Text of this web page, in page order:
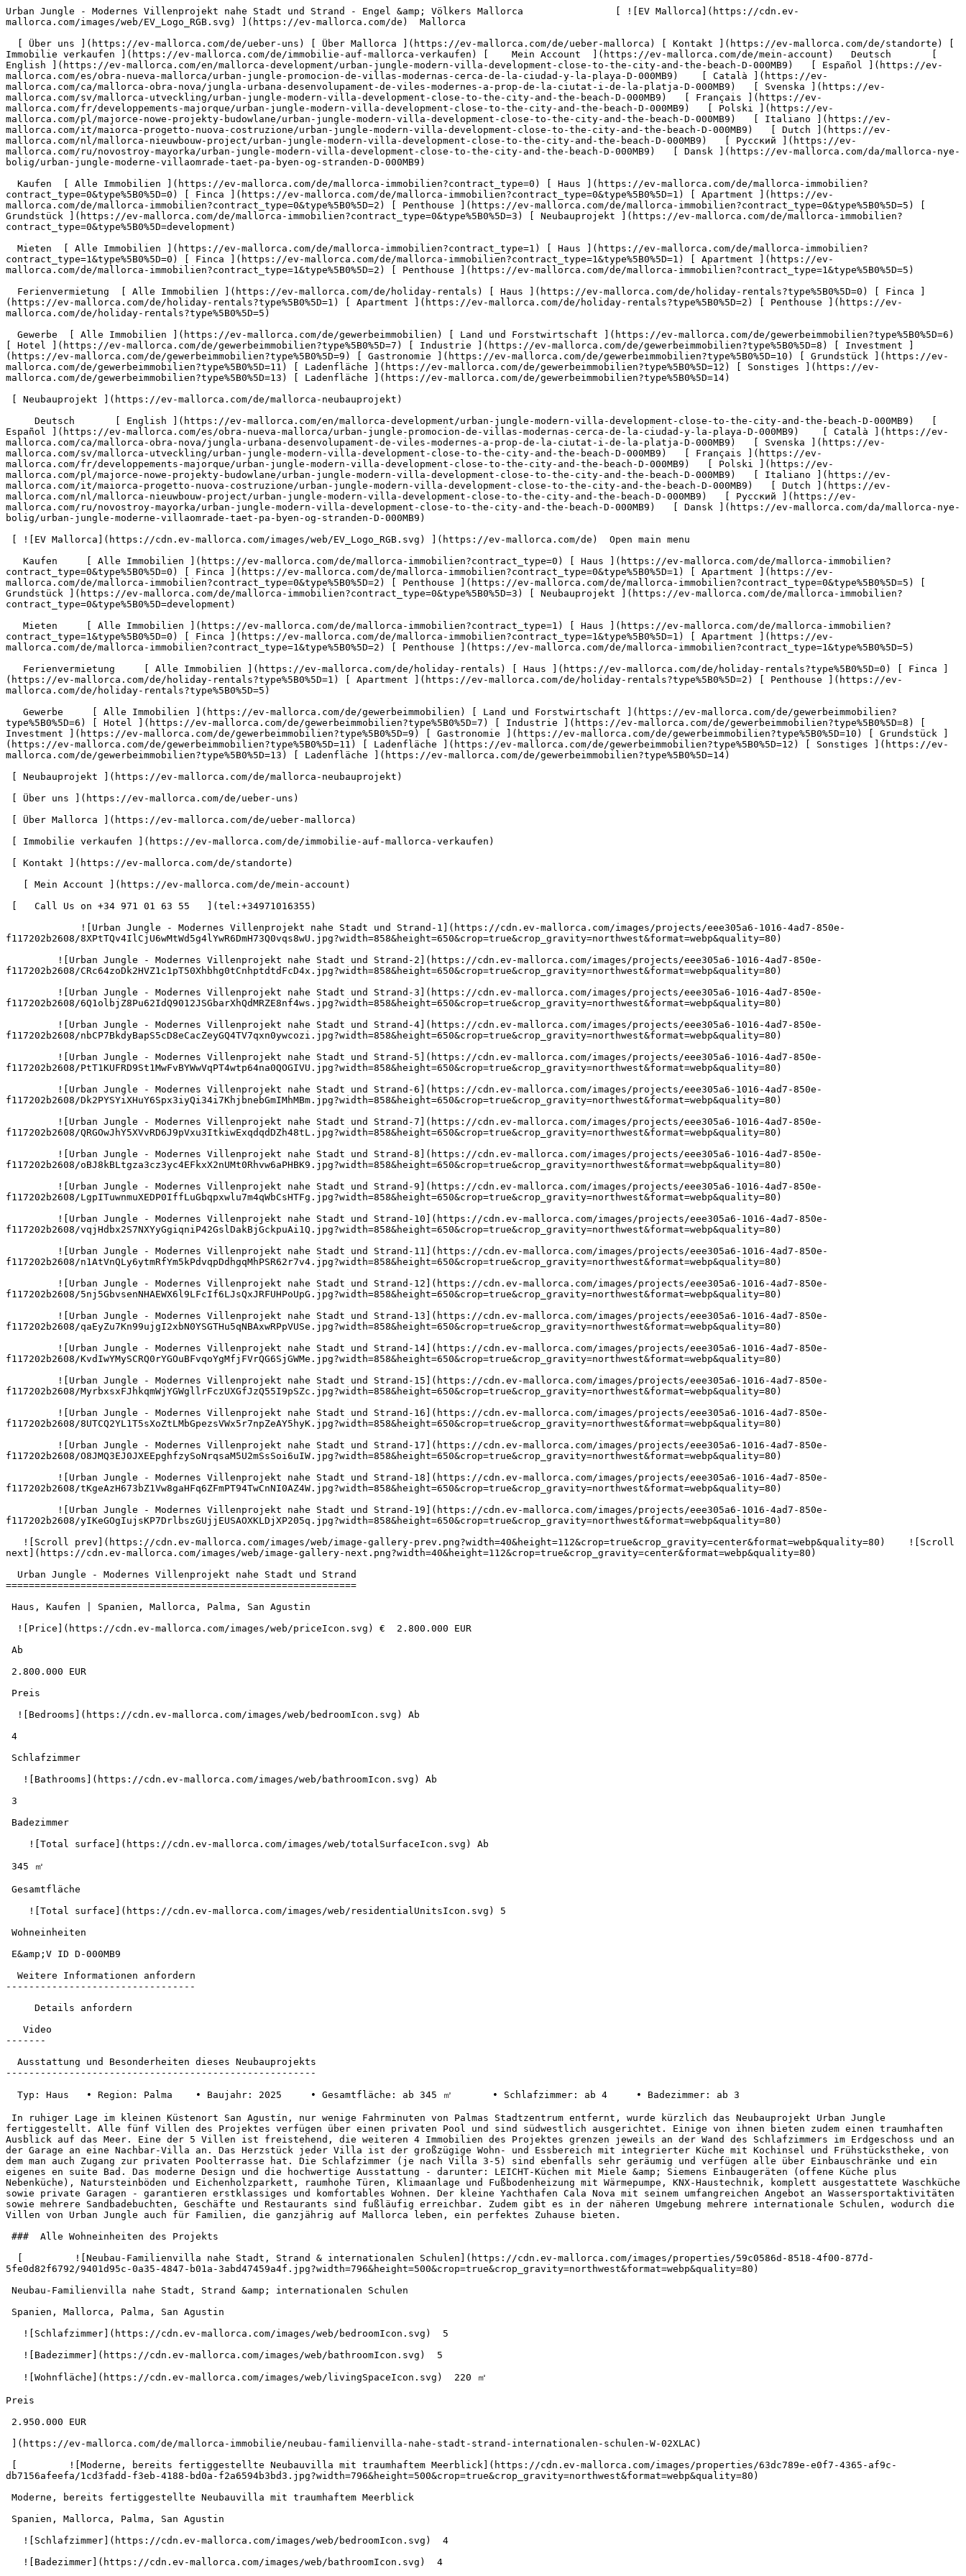
Urban Jungle - Modernes Villenprojekt nahe Stadt und Strand - Engel &amp; Völkers Mallorca                [ ![EV Mallorca](https://cdn.ev-mallorca.com/images/web/EV_Logo_RGB.svg) ](https://ev-mallorca.com/de)  Mallorca  

  [ Über uns ](https://ev-mallorca.com/de/ueber-uns) [ Über Mallorca ](https://ev-mallorca.com/de/ueber-mallorca) [ Kontakt ](https://ev-mallorca.com/de/standorte) [ Immobilie verkaufen ](https://ev-mallorca.com/de/immobilie-auf-mallorca-verkaufen) [    Mein Account  ](https://ev-mallorca.com/de/mein-account)   Deutsch       [ English ](https://ev-mallorca.com/en/mallorca-development/urban-jungle-modern-villa-development-close-to-the-city-and-the-beach-D-000MB9)   [ Español ](https://ev-mallorca.com/es/obra-nueva-mallorca/urban-jungle-promocion-de-villas-modernas-cerca-de-la-ciudad-y-la-playa-D-000MB9)    [ Català ](https://ev-mallorca.com/ca/mallorca-obra-nova/jungla-urbana-desenvolupament-de-viles-modernes-a-prop-de-la-ciutat-i-de-la-platja-D-000MB9)   [ Svenska ](https://ev-mallorca.com/sv/mallorca-utveckling/urban-jungle-modern-villa-development-close-to-the-city-and-the-beach-D-000MB9)   [ Français ](https://ev-mallorca.com/fr/developpements-majorque/urban-jungle-modern-villa-development-close-to-the-city-and-the-beach-D-000MB9)   [ Polski ](https://ev-mallorca.com/pl/majorce-nowe-projekty-budowlane/urban-jungle-modern-villa-development-close-to-the-city-and-the-beach-D-000MB9)   [ Italiano ](https://ev-mallorca.com/it/maiorca-progetto-nuova-costruzione/urban-jungle-modern-villa-development-close-to-the-city-and-the-beach-D-000MB9)   [ Dutch ](https://ev-mallorca.com/nl/mallorca-nieuwbouw-project/urban-jungle-modern-villa-development-close-to-the-city-and-the-beach-D-000MB9)   [ Русский ](https://ev-mallorca.com/ru/novostroy-mayorka/urban-jungle-modern-villa-development-close-to-the-city-and-the-beach-D-000MB9)   [ Dansk ](https://ev-mallorca.com/da/mallorca-nye-bolig/urban-jungle-moderne-villaomrade-taet-pa-byen-og-stranden-D-000MB9)   

  Kaufen  [ Alle Immobilien ](https://ev-mallorca.com/de/mallorca-immobilien?contract_type=0) [ Haus ](https://ev-mallorca.com/de/mallorca-immobilien?contract_type=0&type%5B0%5D=0) [ Finca ](https://ev-mallorca.com/de/mallorca-immobilien?contract_type=0&type%5B0%5D=1) [ Apartment ](https://ev-mallorca.com/de/mallorca-immobilien?contract_type=0&type%5B0%5D=2) [ Penthouse ](https://ev-mallorca.com/de/mallorca-immobilien?contract_type=0&type%5B0%5D=5) [ Grundstück ](https://ev-mallorca.com/de/mallorca-immobilien?contract_type=0&type%5B0%5D=3) [ Neubauprojekt ](https://ev-mallorca.com/de/mallorca-immobilien?contract_type=0&type%5B0%5D=development) 

  Mieten  [ Alle Immobilien ](https://ev-mallorca.com/de/mallorca-immobilien?contract_type=1) [ Haus ](https://ev-mallorca.com/de/mallorca-immobilien?contract_type=1&type%5B0%5D=0) [ Finca ](https://ev-mallorca.com/de/mallorca-immobilien?contract_type=1&type%5B0%5D=1) [ Apartment ](https://ev-mallorca.com/de/mallorca-immobilien?contract_type=1&type%5B0%5D=2) [ Penthouse ](https://ev-mallorca.com/de/mallorca-immobilien?contract_type=1&type%5B0%5D=5) 

  Ferienvermietung  [ Alle Immobilien ](https://ev-mallorca.com/de/holiday-rentals) [ Haus ](https://ev-mallorca.com/de/holiday-rentals?type%5B0%5D=0) [ Finca ](https://ev-mallorca.com/de/holiday-rentals?type%5B0%5D=1) [ Apartment ](https://ev-mallorca.com/de/holiday-rentals?type%5B0%5D=2) [ Penthouse ](https://ev-mallorca.com/de/holiday-rentals?type%5B0%5D=5) 

  Gewerbe  [ Alle Immobilien ](https://ev-mallorca.com/de/gewerbeimmobilien) [ Land und Forstwirtschaft ](https://ev-mallorca.com/de/gewerbeimmobilien?type%5B0%5D=6) [ Hotel ](https://ev-mallorca.com/de/gewerbeimmobilien?type%5B0%5D=7) [ Industrie ](https://ev-mallorca.com/de/gewerbeimmobilien?type%5B0%5D=8) [ Investment ](https://ev-mallorca.com/de/gewerbeimmobilien?type%5B0%5D=9) [ Gastronomie ](https://ev-mallorca.com/de/gewerbeimmobilien?type%5B0%5D=10) [ Grundstück ](https://ev-mallorca.com/de/gewerbeimmobilien?type%5B0%5D=11) [ Ladenfläche ](https://ev-mallorca.com/de/gewerbeimmobilien?type%5B0%5D=12) [ Sonstiges ](https://ev-mallorca.com/de/gewerbeimmobilien?type%5B0%5D=13) [ Ladenfläche ](https://ev-mallorca.com/de/gewerbeimmobilien?type%5B0%5D=14) 

 [ Neubauprojekt ](https://ev-mallorca.com/de/mallorca-neubauprojekt) 

     Deutsch       [ English ](https://ev-mallorca.com/en/mallorca-development/urban-jungle-modern-villa-development-close-to-the-city-and-the-beach-D-000MB9)   [ Español ](https://ev-mallorca.com/es/obra-nueva-mallorca/urban-jungle-promocion-de-villas-modernas-cerca-de-la-ciudad-y-la-playa-D-000MB9)    [ Català ](https://ev-mallorca.com/ca/mallorca-obra-nova/jungla-urbana-desenvolupament-de-viles-modernes-a-prop-de-la-ciutat-i-de-la-platja-D-000MB9)   [ Svenska ](https://ev-mallorca.com/sv/mallorca-utveckling/urban-jungle-modern-villa-development-close-to-the-city-and-the-beach-D-000MB9)   [ Français ](https://ev-mallorca.com/fr/developpements-majorque/urban-jungle-modern-villa-development-close-to-the-city-and-the-beach-D-000MB9)   [ Polski ](https://ev-mallorca.com/pl/majorce-nowe-projekty-budowlane/urban-jungle-modern-villa-development-close-to-the-city-and-the-beach-D-000MB9)   [ Italiano ](https://ev-mallorca.com/it/maiorca-progetto-nuova-costruzione/urban-jungle-modern-villa-development-close-to-the-city-and-the-beach-D-000MB9)   [ Dutch ](https://ev-mallorca.com/nl/mallorca-nieuwbouw-project/urban-jungle-modern-villa-development-close-to-the-city-and-the-beach-D-000MB9)   [ Русский ](https://ev-mallorca.com/ru/novostroy-mayorka/urban-jungle-modern-villa-development-close-to-the-city-and-the-beach-D-000MB9)   [ Dansk ](https://ev-mallorca.com/da/mallorca-nye-bolig/urban-jungle-moderne-villaomrade-taet-pa-byen-og-stranden-D-000MB9)   

 [ ![EV Mallorca](https://cdn.ev-mallorca.com/images/web/EV_Logo_RGB.svg) ](https://ev-mallorca.com/de)  Open main menu    

   Kaufen     [ Alle Immobilien ](https://ev-mallorca.com/de/mallorca-immobilien?contract_type=0) [ Haus ](https://ev-mallorca.com/de/mallorca-immobilien?contract_type=0&type%5B0%5D=0) [ Finca ](https://ev-mallorca.com/de/mallorca-immobilien?contract_type=0&type%5B0%5D=1) [ Apartment ](https://ev-mallorca.com/de/mallorca-immobilien?contract_type=0&type%5B0%5D=2) [ Penthouse ](https://ev-mallorca.com/de/mallorca-immobilien?contract_type=0&type%5B0%5D=5) [ Grundstück ](https://ev-mallorca.com/de/mallorca-immobilien?contract_type=0&type%5B0%5D=3) [ Neubauprojekt ](https://ev-mallorca.com/de/mallorca-immobilien?contract_type=0&type%5B0%5D=development) 

   Mieten     [ Alle Immobilien ](https://ev-mallorca.com/de/mallorca-immobilien?contract_type=1) [ Haus ](https://ev-mallorca.com/de/mallorca-immobilien?contract_type=1&type%5B0%5D=0) [ Finca ](https://ev-mallorca.com/de/mallorca-immobilien?contract_type=1&type%5B0%5D=1) [ Apartment ](https://ev-mallorca.com/de/mallorca-immobilien?contract_type=1&type%5B0%5D=2) [ Penthouse ](https://ev-mallorca.com/de/mallorca-immobilien?contract_type=1&type%5B0%5D=5) 

   Ferienvermietung     [ Alle Immobilien ](https://ev-mallorca.com/de/holiday-rentals) [ Haus ](https://ev-mallorca.com/de/holiday-rentals?type%5B0%5D=0) [ Finca ](https://ev-mallorca.com/de/holiday-rentals?type%5B0%5D=1) [ Apartment ](https://ev-mallorca.com/de/holiday-rentals?type%5B0%5D=2) [ Penthouse ](https://ev-mallorca.com/de/holiday-rentals?type%5B0%5D=5) 

   Gewerbe     [ Alle Immobilien ](https://ev-mallorca.com/de/gewerbeimmobilien) [ Land und Forstwirtschaft ](https://ev-mallorca.com/de/gewerbeimmobilien?type%5B0%5D=6) [ Hotel ](https://ev-mallorca.com/de/gewerbeimmobilien?type%5B0%5D=7) [ Industrie ](https://ev-mallorca.com/de/gewerbeimmobilien?type%5B0%5D=8) [ Investment ](https://ev-mallorca.com/de/gewerbeimmobilien?type%5B0%5D=9) [ Gastronomie ](https://ev-mallorca.com/de/gewerbeimmobilien?type%5B0%5D=10) [ Grundstück ](https://ev-mallorca.com/de/gewerbeimmobilien?type%5B0%5D=11) [ Ladenfläche ](https://ev-mallorca.com/de/gewerbeimmobilien?type%5B0%5D=12) [ Sonstiges ](https://ev-mallorca.com/de/gewerbeimmobilien?type%5B0%5D=13) [ Ladenfläche ](https://ev-mallorca.com/de/gewerbeimmobilien?type%5B0%5D=14) 

 [ Neubauprojekt ](https://ev-mallorca.com/de/mallorca-neubauprojekt) 

 [ Über uns ](https://ev-mallorca.com/de/ueber-uns) 

 [ Über Mallorca ](https://ev-mallorca.com/de/ueber-mallorca) 

 [ Immobilie verkaufen ](https://ev-mallorca.com/de/immobilie-auf-mallorca-verkaufen) 

 [ Kontakt ](https://ev-mallorca.com/de/standorte) 

   [ Mein Account ](https://ev-mallorca.com/de/mein-account) 

 [   Call Us on +34 971 01 63 55   ](tel:+34971016355) 

             ![Urban Jungle - Modernes Villenprojekt nahe Stadt und Strand-1](https://cdn.ev-mallorca.com/images/projects/eee305a6-1016-4ad7-850e-f117202b2608/8XPtTQv4IlCjU6wMtWd5g4lYwR6DmH73Q0vqs8wU.jpg?width=858&height=650&crop=true&crop_gravity=northwest&format=webp&quality=80)  

         ![Urban Jungle - Modernes Villenprojekt nahe Stadt und Strand-2](https://cdn.ev-mallorca.com/images/projects/eee305a6-1016-4ad7-850e-f117202b2608/CRc64zoDk2HVZ1c1pT50Xhbhg0tCnhptdtdFcD4x.jpg?width=858&height=650&crop=true&crop_gravity=northwest&format=webp&quality=80)  

         ![Urban Jungle - Modernes Villenprojekt nahe Stadt und Strand-3](https://cdn.ev-mallorca.com/images/projects/eee305a6-1016-4ad7-850e-f117202b2608/6Q1olbjZ8Pu62IdQ9012JSGbarXhQdMRZE8nf4ws.jpg?width=858&height=650&crop=true&crop_gravity=northwest&format=webp&quality=80)  

         ![Urban Jungle - Modernes Villenprojekt nahe Stadt und Strand-4](https://cdn.ev-mallorca.com/images/projects/eee305a6-1016-4ad7-850e-f117202b2608/nbCP7BkdyBapS5cD8eCacZeyGQ4TV7qxn0ywcozi.jpg?width=858&height=650&crop=true&crop_gravity=northwest&format=webp&quality=80)  

         ![Urban Jungle - Modernes Villenprojekt nahe Stadt und Strand-5](https://cdn.ev-mallorca.com/images/projects/eee305a6-1016-4ad7-850e-f117202b2608/PtT1KUFRD9St1MwFvBYWwVqPT4wtp64na0QOGIVU.jpg?width=858&height=650&crop=true&crop_gravity=northwest&format